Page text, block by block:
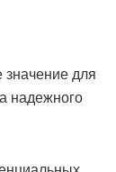
для
надежного